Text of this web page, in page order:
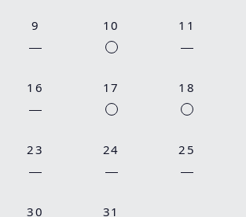
9 10 11
16 17 18
23 24 25
30 31